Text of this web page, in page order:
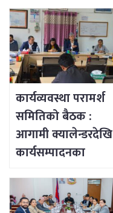
कार्यव्यवस्था परामर्श
समितिको बैठक :
आगामी क्यालेन्डरदेखि
कार्यसम्पादनका